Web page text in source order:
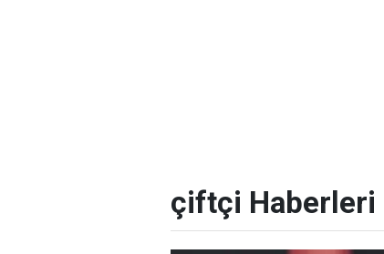
çiftçi Haberleri